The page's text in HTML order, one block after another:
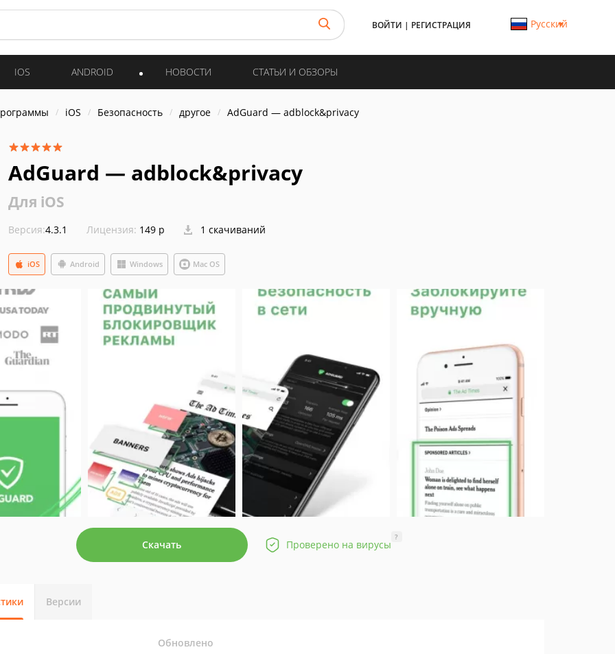
ВОЙТИ | РЕГИСТРАЦИЯ Русский
IOS ANDROID НОВОСТИ СТАТЬИ И ОБЗОРЫ
iOS Безопасность другое AdGuard — adblock&privacy
AdGuard — adblock&privacy
Для iOS
Версия:4.3.1 Лицензия: 149 р 1 скачиваний
Android
iOS Windows Mac OS
Скачать Проверено на вирусы
?
Версии
Обновлено